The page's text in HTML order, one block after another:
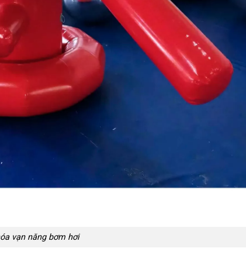
vạn năng bơm hơi